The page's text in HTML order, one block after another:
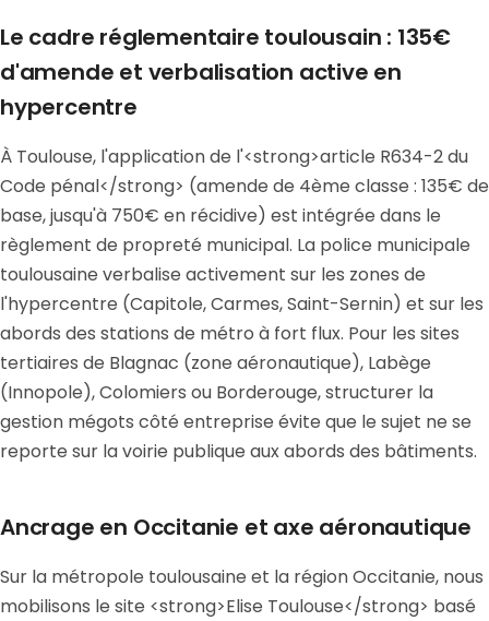
Le cadre réglementaire toulousain : 135€
d'amende et verbalisation active en
hypercentre
À Toulouse, l'application de l'<strong>article R634-2 du
Code pénal</strong> (amende de 4ème classe : 135€ de
base, jusqu'à 750€ en récidive) est intégrée dans le
règlement de propreté municipal. La police municipale
toulousaine verbalise activement sur les zones de
l'hypercentre (Capitole, Carmes, Saint-Sernin) et sur les
abords des stations de métro à fort flux. Pour les sites
tertiaires de Blagnac (zone aéronautique), Labège
(Innopole), Colomiers ou Borderouge, structurer la
gestion mégots côté entreprise évite que le sujet ne se
reporte sur la voirie publique aux abords des bâtiments.
Ancrage en Occitanie et axe aéronautique
Sur la métropole toulousaine et la région Occitanie, nous
mobilisons le site <strong>Elise Toulouse</strong> basé